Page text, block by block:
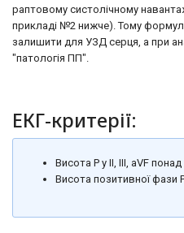
раптовому систолічному
прикладі №2 нижче). Тому
залишити для УЗД серця, а при
"патологія ПП".
ЕКГ-критерії:
Висота Р у II, III, aVF
Висота позитивної фази